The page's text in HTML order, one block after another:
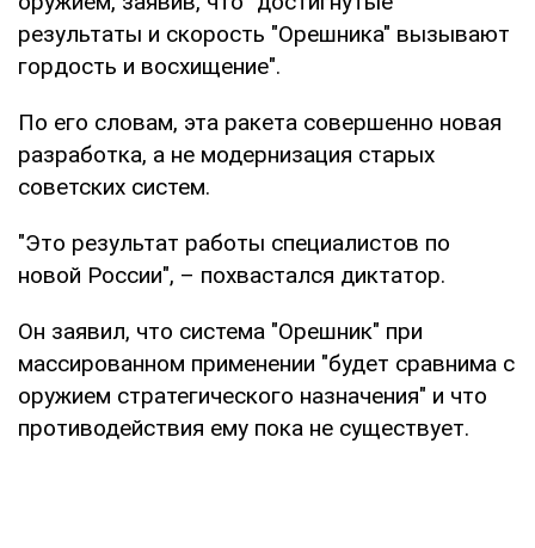
результаты и скорость "Орешника" вызывают
гордость и восхищение".
По его словам, эта ракета совершенно новая
разработка, а не модернизация старых
советских систем.
"Это результат работы специалистов по
новой России", – похвастался диктатор.
Он заявил, что система "Орешник" при
массированном применении "будет сравнима с
оружием стратегического назначения" и что
противодействия ему пока не существует.